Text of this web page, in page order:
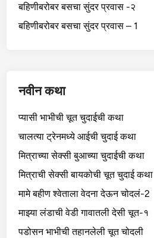
बहिणीबरोबर बसचा सुंदर प्रवास -२
बहिणीबरोबर बसचा सुंदर प्रवास – 1
नवीन कथा
प्यासी भाभीची चूत चुदाईची कथा
चालत्या ट्रेनमध्ये आईची चुदाई कथा
मित्राच्या सेक्सी बुआच्या चुदाईची कथा
मित्राची सेक्सी बायकोची चूत चुदाई कथा
मामे बहीण श्वेताला वेदना देऊन चोदलं-2
माझ्या लंडाची वेडी गावातली देसी चूत-१
पडोसन भाभीची तहानलेली चूत चोदली